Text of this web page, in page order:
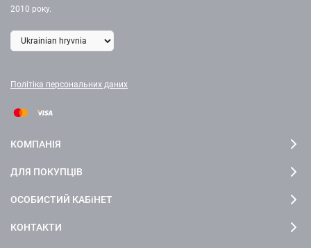
2010 року.
Політіка персональних даних
КОМПАНІЯ
ДЛЯ ПОКУПЦІВ
ОСОБИСТИЙ КАБіНЕТ
КОНТАКТИ